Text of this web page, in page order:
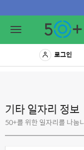
Toggle
로그인
기타 일자리 정보
50+를 위한 일자리를 나눕